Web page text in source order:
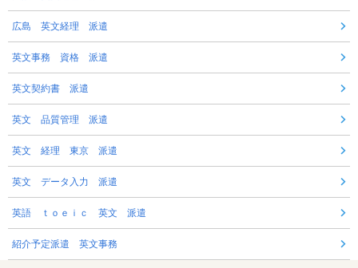
広島 英文経理 派遣
英文事務 資格 派遣
英文契約書 派遣
英文 品質管理 派遣
英文 経理 東京 派遣
英文 データ入力 派遣
英語 ｔｏｅｉｃ 英文 派遣
紹介予定派遣 英文事務